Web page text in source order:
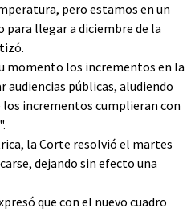
pero estamos en un
llegar a diciembre de la
momento los incrementos en la
audiencias públicas, aludiendo
los incrementos cumplieran con
la Corte resolvió el martes
dejando sin efecto una
que con el nuevo cuadro